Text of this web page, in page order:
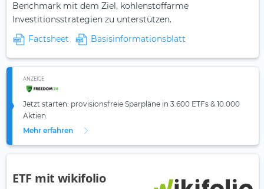
Benchmark mit dem Ziel, kohlenstoffarme
Investitionsstrategien zu unterstützen.
Factsheet
Basisinformationsblatt
ANZEIGE
Jetzt starten: provisionsfreie Sparpläne in 3.600 ETFs & 10.000
Aktien.
Mehr erfahren
ETF mit wikifolio